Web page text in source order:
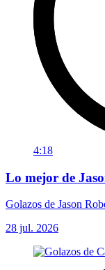
4:18
Lo mejor de
Golazos de Jason
28 jul. 2026